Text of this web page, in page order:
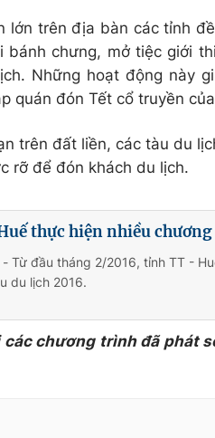
lớn trên địa bàn các tỉnh
bánh chưng, mở tiệc giới
Những hoạt động này
quán đón Tết cổ truyền
trên đất liền, các tàu du
rỡ để đón khách du lịch.
thực hiện nhiều
- Từ đầu tháng 2/2016, tỉnh TT -
du lịch 2016.
chương trình đã phát